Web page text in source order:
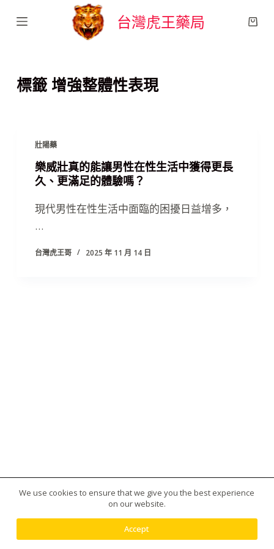
跳
內
台灣虎王藥局
標籤增強整體性表現
壯陽藥
樂威壯真的能讓男性在性生活中獲得更長
久、更滿足的體驗嗎？
現代男性在性生活中面臨的困擾日益增多，
…
台灣虎王哥 2025 年 11 月 14 日
版權所有 © 2026 台灣虎王藥局|犀利士|威而鋼|日本藤
We use cookies to ensure that we give you the best experience
on our website.
Accept